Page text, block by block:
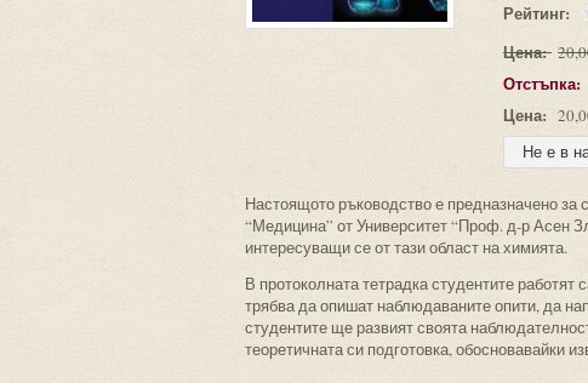
Рейтинг:
Цена:
Отстъпка:
Цена:
Настоящото ръководство е предназначено за
“Медицина” от Университет “Проф. д-р Асен
интересуващи се от тази област на химията.
В протоколната тетрадка студентите
трябва да опишат наблюдаваните опити, да
студентите ще развият своята
теоретичната си подготовка, обосновавайки